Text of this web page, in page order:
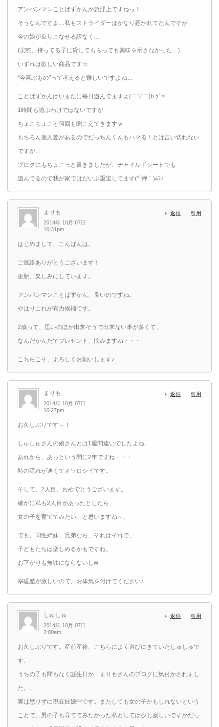
アンパンマンことばずかんが急浮上ですねっ！
そうなんですよ…私もストライダーはかなり惹かれてたんですが
今の娘が乗りこなせる訳なく…
(実際、持ってる子に貸してもらっても興味を示さなかった…)
いずれは欲しい商品です☆
“今喜ぶもの”って考えると難しいですよね…
ことばずかんはいまだに毎日遊んでますよ(￣▽￣)b ｸﾞｯ!
1時間も遊ぶわけではないですが
ちょこちょこと何回も聞こえてきますｗ
もちろん個人差があるのでだっちんくんもハマる！とは言い切れない
ですが…
ブログにもちょこっと書きましたが、チャイルドシートでも
遊んでるので我が家ではだいぶ重宝してます(*´艸｀)ﾑﾌ♪
まりも
2014年 10月 07日
10:31pm
返信 引用
はじめまして、こんばんは。
ご連絡ありがとうございます！
更新、楽しみにしています。
アンパンマンことばずかん、良いのですね。
やはりこれが有力候補です。
2歳って、思いのほか出来そうで出来ない事が多くて、
なんだかんだでプレゼント、悩みますね・・・
こちらこそ、よろしくお願いします♪
まりも
2014年 10月 07日
10:27pm
返信 引用
お久しぶりです～！
しゅしゅさんの娘さんとは1週間違いでしたよね。
あれから、あっという間に2年ですね・・・
時の流れが速くてオソロシイです。
そして、2人目、おめでとうございます。
確かに私も2人目があったとしたら、
女の子を育ててみたい、と思いますね～。
でも、同性姉妹、兄弟なら、それはそれで、
子どもたちは楽しめるかもですね。
お下がりも無駄にならないしw
寒暖差が激しいので、お体気を付けてください♪
しゅしゅ
2014年 10月 07日
2:00am
返信 引用
お久しぶりです。産前産後、こちらによく遊びにきていたしゅしゅで
す。
うちの子も間もなく誕生日か…まりもさんのブログに気付かされまし
た。。
実は懲りずに現在妊娠中です。またしても女の子かもしれないという
ことで、男の子も育ててみたかった私としては少し寂しいですがだっ